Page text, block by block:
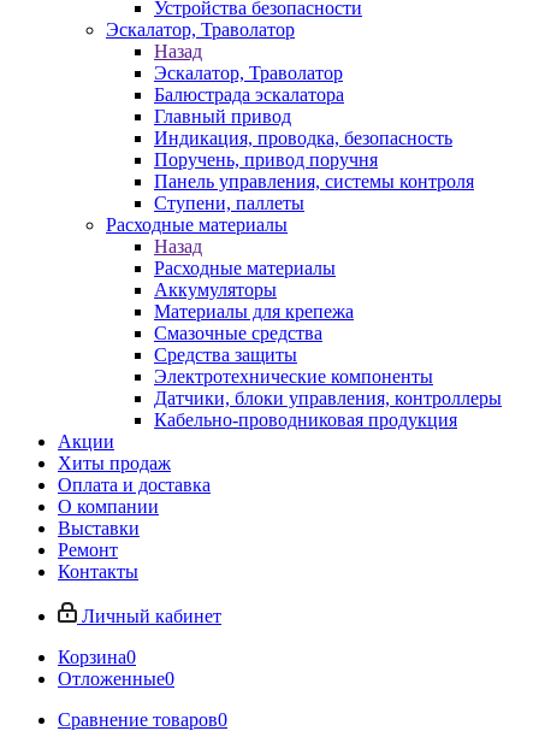
Устройства безопасности
Эскалатор, Траволатор
Назад
Эскалатор, Траволатор
Балюстрада эскалатора
Главный привод
Индикация, проводка, безопасность
Поручень, привод поручня
Панель управления, системы контроля
Ступени, паллеты
Расходные материалы
Назад
Расходные материалы
Аккумуляторы
Материалы для крепежа
Смазочные средства
Средства защиты
Электротехнические компоненты
Датчики, блоки управления, контроллеры
Кабельно-проводниковая продукция
Акции
Хиты продаж
Оплата и доставка
О компании
Выставки
Ремонт
Контакты
Личный кабинет
Корзина0
Отложенные0
Сравнение товаров0